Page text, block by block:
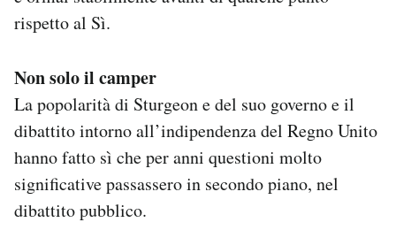
rispetto al Sì.
Non solo il camper
La popolarità di Sturgeon e del suo governo e il
dibattito intorno all’indipendenza del Regno Unito
hanno fatto sì che per anni questioni molto
significative passassero in secondo piano, nel
dibattito pubblico.